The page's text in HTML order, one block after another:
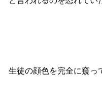
生徒の顔色を完全に窺っ